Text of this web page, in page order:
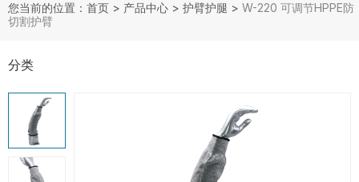
您当前的位置：首页 > 产品中心 > 护臂护腿 > W-220 可调节HPPE防
切割护臂
产品分类
分类
热门产品
G13-PUG1315 紧急分离护指PU手套